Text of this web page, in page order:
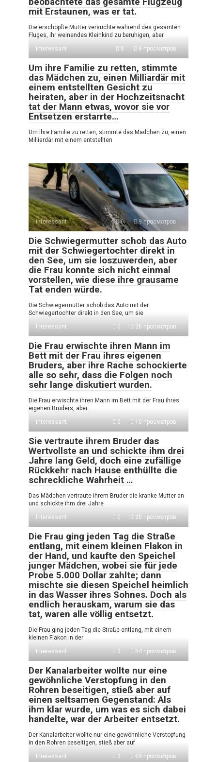
mit Erstaunen, was er tat.
Die erschöpfte Mutter versuchte während des gesamten
Fluges, ihr weinendes Kleinkind zu beruhigen, aber
Interessant
0 6 просмотров
Um ihre Familie zu retten, stimmte
das Mädchen zu, einen Milliardär mit
einem entstellten Gesicht zu
heiraten, aber in der Hochzeitsnacht
tat der Mann etwas, wovor sie vor
Entsetzen erstarrte…
Um ihre Familie zu retten, stimmte das Mädchen zu, einen
Milliardär mit einem entstellten
Interessant 0 9 просмотров
Die Schwiegermutter schob das Auto
mit der Schwiegertochter direkt in
den See, um sie loszuwerden, aber
die Frau konnte sich nicht einmal
vorstellen, wie diese ihre grausame
Tat enden würde.
Die Schwiegermutter schob das Auto mit der
Schwiegertochter direkt in den See, um sie
Interessant
0 26 просмотров
Die Frau erwischte ihren Mann im
Bett mit der Frau ihres eigenen
Bruders, aber ihre Rache schockierte
alle so sehr, dass die Folgen noch
sehr lange diskutiert wurden.
Die Frau erwischte ihren Mann im Bett mit der Frau ihres
eigenen Bruders, aber
Interessant
0 10 просмотров
Sie vertraute ihrem Bruder das
Wertvollste an und schickte ihm drei
Jahre lang Geld, doch eine zufällige
Rückkehr nach Hause enthüllte die
schreckliche Wahrheit …
Das Mädchen vertraute ihrem Bruder die kranke Mutter an
und schickte ihm drei Jahre
Interessant
0 20 просмотров
Die Frau ging jeden Tag die Straße
entlang, mit einem kleinen Flakon in
der Hand, und kaufte den Speichel
junger Mädchen, wobei sie für jede
Probe 5.000 Dollar zahlte; dann
mischte sie diesen Speichel heimlich
in das Wasser ihres Sohnes. Doch als
endlich herauskam, warum sie das
tat, waren alle völlig entsetzt.
Die Frau ging jeden Tag die Straße entlang, mit einem
kleinen Flakon in der
Interessant
0 54 просмотров
Der Kanalarbeiter wollte nur eine
gewöhnliche Verstopfung in den
Rohren beseitigen, stieß aber auf
einen seltsamen Gegenstand: Als
ihm klar wurde, um was es sich dabei
handelte, war der Arbeiter entsetzt.
Der Kanalarbeiter wollte nur eine gewöhnliche Verstopfung
in den Rohren beseitigen, stieß aber auf
Interessant
0 69 просмотров